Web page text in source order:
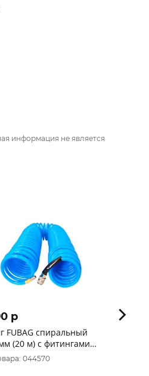
информация не является
p
FUBAG спиральный
(20 м) с фитингами
170307044570
1